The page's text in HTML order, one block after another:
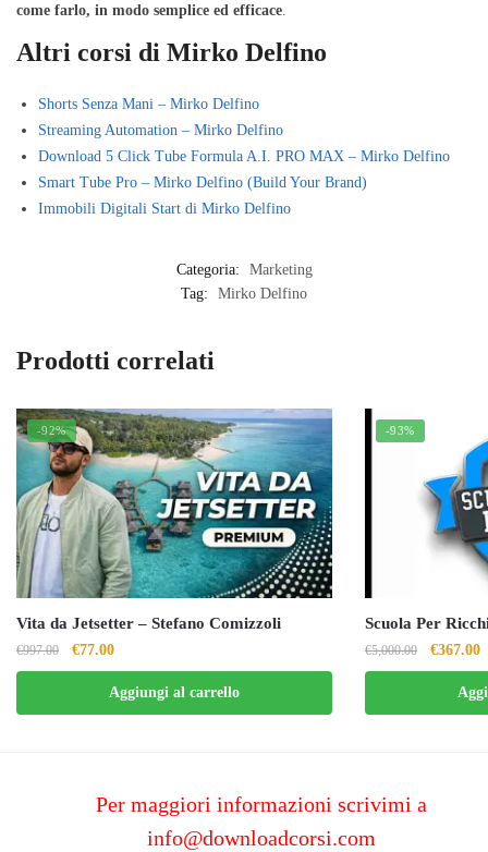
come farlo, in modo semplice ed efficace
Altri corsi di Mirko Delfino
Shorts Senza Mani – Mirko Delfino
Streaming Automation – Mirko Delfino
Download 5 Click Tube Formula A.I. PRO MAX – Mirko Delfino
Smart Tube Pro – Mirko Delfino (Build Your Brand)
Immobili Digitali Start di Mirko Delfino
Categoria:
Marketing
Tag:
Mirko Delfino
Prodotti correlati
-92%
Vita da Jetsetter – Stefano Comizzoli
€997.00
Il
prezzo
originale
era:
€77.00Il
prezzo
attuale
è:
Aggiungi al carrello
-93%
Scuola Per
€5,000.00
Il
prezzo
originale
era:
€367.00Il
Per maggiori informazioni scrivimi a
info@downloadcorsi.com